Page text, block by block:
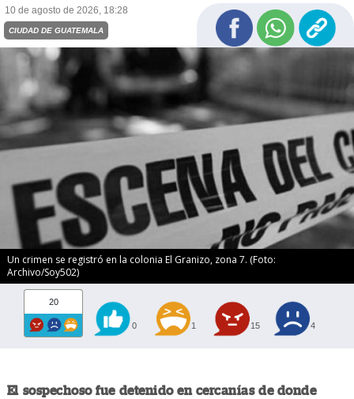
10 de agosto de 2026, 18:28
CIUDAD DE GUATEMALA
Un crimen se registró en la colonia El Granizo, zona 7. (Foto:
Archivo/Soy502)
20
0 1 15 4
El sospechoso fue detenido en cercanías de donde